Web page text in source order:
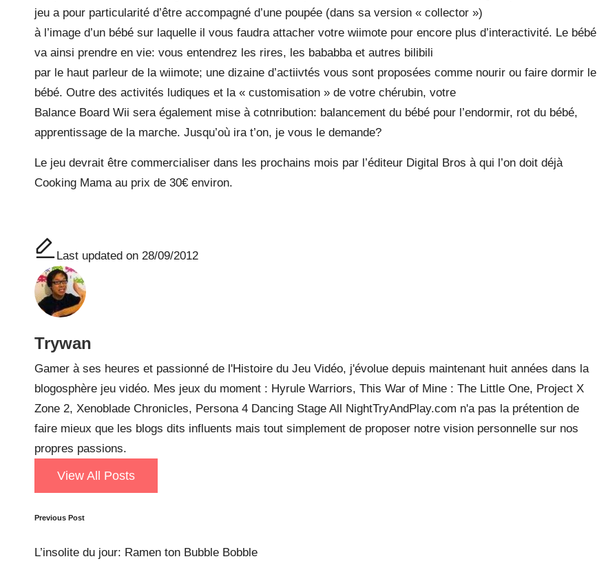
jeu a pour particularité d’être accompagné d’une poupée (dans sa version « collector »)
à l’image d’un bébé sur laquelle il vous faudra attacher votre wiimote pour encore plus d’interactivité. Le bébé
va ainsi prendre en vie: vous entendrez les rires, les bababba et autres bilibili
par le haut parleur de la wiimote; une dizaine d’actiivtés vous sont proposées comme nourir ou faire dormir le
bébé. Outre des activités ludiques et la « customisation » de votre chérubin, votre
Balance Board Wii sera également mise à cotnribution: balancement du bébé pour l’endormir, rot du bébé,
apprentissage de la marche. Jusqu’où ira t’on, je vous le demande?
Le jeu devrait être commercialiser dans les prochains mois par l’éditeur Digital Bros à qui l’on doit déjà
Cooking Mama au prix de 30€ environ.
Last updated on 28/09/2012
Trywan
Gamer à ses heures et passionné de l'Histoire du Jeu Vidéo, j'évolue depuis maintenant huit années dans la
blogosphère jeu vidéo. Mes jeux du moment : Hyrule Warriors, This War of Mine : The Little One, Project X
Zone 2, Xenoblade Chronicles, Persona 4 Dancing Stage All NightTryAndPlay.com n'a pas la prétention de
faire mieux que les blogs dits influents mais tout simplement de proposer notre vision personnelle sur nos
propres passions.
View All Posts
Post
navigation
Previous Post
L’insolite du jour: Ramen ton Bubble Bobble